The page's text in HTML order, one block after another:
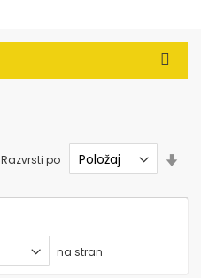
na stran
Razvrsti po